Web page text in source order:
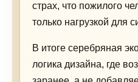
страх, что пожилого
только нагрузкой для
В итоге серебряная
логика дизайна, где